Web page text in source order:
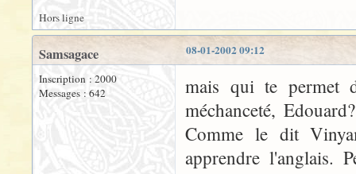
Hors ligne
08-01-2002 09:12
Samsagace
Inscription : 2000
Messages : 642
mais qui te permet
méchanceté,
Comme le dit
apprendre l'anglais.